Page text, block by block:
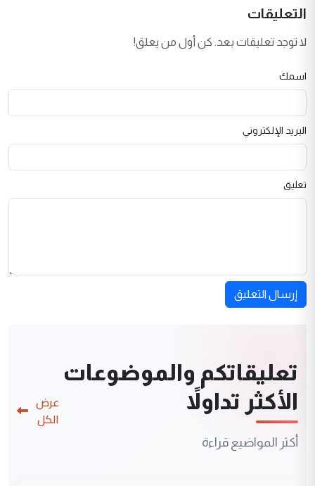
التعليقات
لا توجد تعليقات بعد. كن أول من يعلق!
اسمك
البريد الإلكتروني
تعليق
إرسال التعليق
تعليقاتكم والموضوعات
الأكثر تداولاً
أكثر المواضيع قراءة
عرض
الكل